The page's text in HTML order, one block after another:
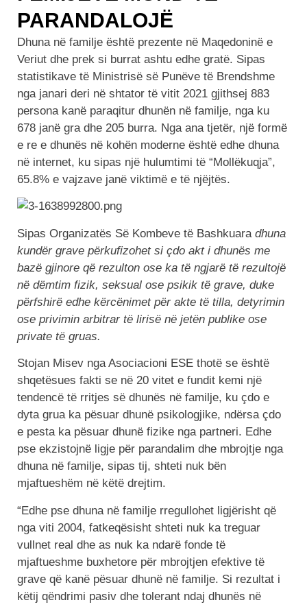
PARANDALOJË
Dhuna në familje është prezente në Maqedoninë e
Veriut dhe prek si burrat ashtu edhe gratë. Sipas
statistikave të Ministrisë së Punëve të Brendshme
nga janari deri në shtator të vitit 2021 gjithsej 883
persona kanë paraqitur dhunën në familje, nga ku
678 janë gra dhe 205 burra. Nga ana tjetër, një formë
e re e dhunës në kohën moderne është edhe dhuna
në internet, ku sipas një hulumtimi të “Mollëkuqja”,
65.8% e vajzave janë viktimë e të njëjtës.
Sipas Organizatës Së Kombeve të Bashkuara dhuna
kundër grave përkufizohet si çdo akt i dhunës me
bazë gjinore që rezulton ose ka të ngjarë të rezultojë
në dëmtim fizik, seksual ose psikik të grave, duke
përfshirë edhe kërcënimet për akte të tilla, detyrimin
ose privimin arbitrar të lirisë në jetën publike ose
private të gruas.
Stojan Misev nga Asociacioni ESE thotë se është
shqetësues fakti se në 20 vitet e fundit kemi një
tendencë të rritjes së dhunës në familje, ku çdo e
dyta grua ka pësuar dhunë psikologjike, ndërsa çdo
e pesta ka pësuar dhunë fizike nga partneri. Edhe
pse ekzistojnë ligje për parandalim dhe mbrojtje nga
dhuna në familje, sipas tij, shteti nuk bën
mjaftueshëm në këtë drejtim.
“Edhe pse dhuna në familje rregullohet ligjërisht që
nga viti 2004, fatkeqësisht shteti nuk ka treguar
vullnet real dhe as nuk ka ndarë fonde të
mjaftueshme buxhetore për mbrojtjen efektive të
grave që kanë pësuar dhunë në familje. Si rezultat i
këtij qëndrimi pasiv dhe tolerant ndaj dhunës në